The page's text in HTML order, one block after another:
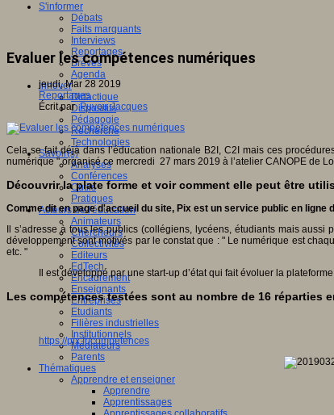
S'informer
Débats
Faits marquants
Interviews
Reportages
Brèves
Agenda
Innover
Didactique
Dispositifs
Pédagogie
Recherche
Technologies
Savoir(s)
Analyses
Conférences
Outils
Pratiques
Acteurs de l'éducation
Animateurs
Chercheurs
Collectivités
Editeurs
EdTech
Encadrement
Enseignants
Entreprises
Etudiants
Filières industrielles
Institutionnels
Médiateurs
Parents
Thématiques
Apprendre et enseigner
Apprendre
Apprentissages
Evaluer les compétences numériques
jeudi, Mar 28 2019
Reportages
Écrit parPuyou Jacques
Cela se fait déjà dans l’éducation nationale B2I, C2I mais ces
numérique " organisé ce mercredi 27 mars 2019 à l’atelier CANOPE de
Découvrir la plate forme et voir comment elle peut être
Comme dit en page d'accueil du site, Pix est un service public en
Il s’adresse à tous les publics (collégiens, lycéens, étudiants mais
développement sont motivés par le constat que : " Le numérique est
etc. "
Il est développé par une start-up d’état qui fait évoluer la
Les compétences testées sont au nombre de 16 réparties
https://pix.fr/competences